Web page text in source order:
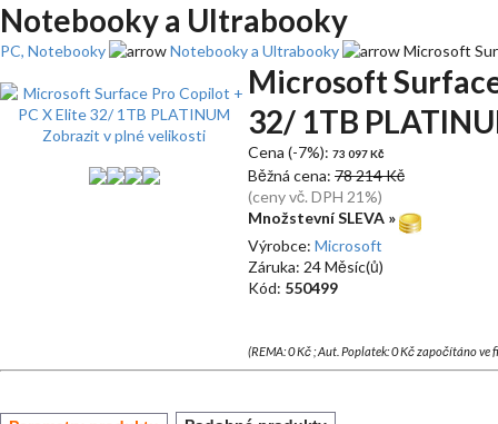
Notebooky a Ultrabooky
PC, Notebooky Notebooky a Ultrabooky Microsoft
Zobrazit v plné velikosti
Microsoft
32/ 1TB
Cena (-7%): 73 097 Kč
Běžná cena: 78 214 Kč
(ceny vč. DPH 21%)
Množstevní SLEVA »
Výrobce: Microsoft
Záruka: 24 Měsíc(ů)
Kód: 550499
(REMA: 0 Kč ; Aut. Poplatek: 0 Kč započítáno